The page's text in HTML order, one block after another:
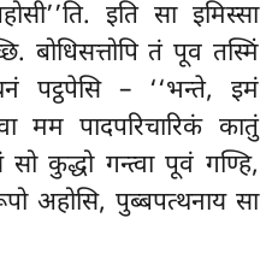
इति सा इमिस्सा
बोधिसत्तोपि तं पूव तस्मिं
पट्ठपेसि – ‘‘भन्ते, इमं
मम पादपरिचारिकं कातुं
कुद्धो गन्त्वा पूवं गण्हि,
अहोसि, पुब्बपत्थनाय सा